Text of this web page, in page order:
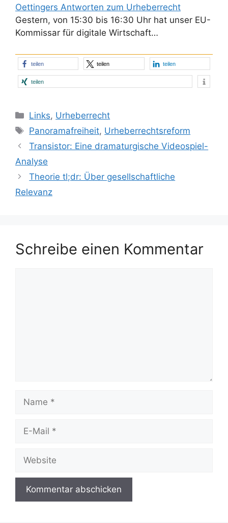
Oettingers Antworten zum Urheberrecht
Gestern, von 15:30 bis 16:30 Uhr hat unser EU-
Kommissar für digitale Wirtschaft…
teilen teilen teilen
teilen
Kategorien
Links, Urheberrecht
Schlagwörter
Panoramafreiheit, Urheberrechtsreform
Transistor: Eine dramaturgische Videospiel-
Analyse
Theorie tl;dr: Über gesellschaftliche
Relevanz
Schreibe einen Kommentar
Mail